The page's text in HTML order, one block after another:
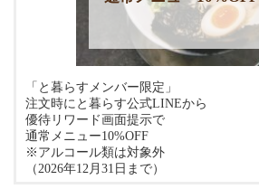
「と暮らすメンバー限定」
注文時にと暮らす公式LINEから
優待リワード画面提示で
通常メニュー10%OFF
※アルコール類は対象外
（2026年12月31日まで）